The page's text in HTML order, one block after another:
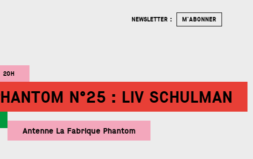
NEWSLETTER : M'ABONNER
20H
N°25 : LIV SCHULMAN
Antenne La Fabrique Phantom